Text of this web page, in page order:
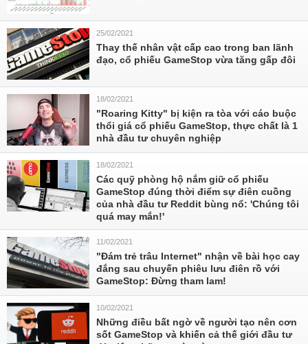
25/02/2021
Thay thế nhân vật cấp cao trong ban lãnh
đạo, cổ phiếu GameStop vừa tăng gấp đôi
18/02/2021
"Roaring Kitty" bị kiện ra tòa với cáo buộc
thổi giá cổ phiếu GameStop, thực chất là 1
nhà đầu tư chuyên nghiệp
18/02/2021
Các quỹ phòng hộ nắm giữ cổ phiếu
GameStop đúng thời điểm sự điên cuồng
của nhà đầu tư Reddit bùng nổ: 'Chúng tôi
quá may mắn!'
11/02/2021
"Đám trẻ trâu Internet" nhận về bài học cay
đắng sau chuyến phiêu lưu điên rồ với
GameStop: Đừng tham lam!
10/02/2021
Những điều bất ngờ về người tạo nên cơn
sốt GameStop và khiến cả thế giới đầu tư